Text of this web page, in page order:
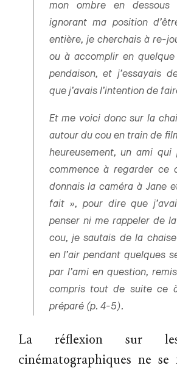
mon ombre en
ignorant ma position
entière, je cherchais à re-
ou à accomplir en
pendaison, et j’essayais
que j’avais l’intention de
Et me voici donc sur la
autour du cou en train de
heureusement, un ami
commence à regarder ce
donnais la caméra à Jane
fait », pour dire que
penser ni me rappeler de
cou, je sautais de la
en l’air pendant quelques
par l’ami en question,
compris tout de suite ce
préparé (p. 4-5).
La réflexion sur
cinématographiques ne